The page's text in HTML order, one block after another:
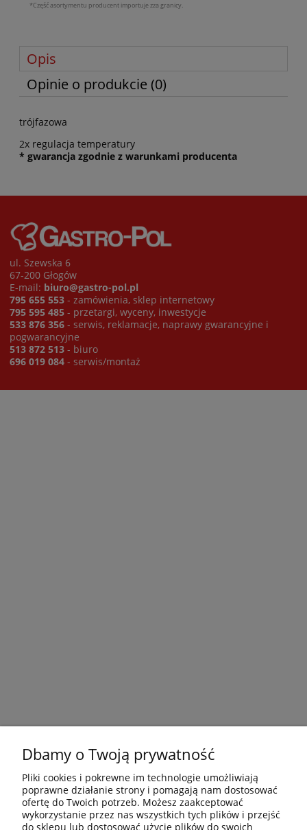
*Część asortymentu producent importuje zza granicy.
Opis
Opinie o produkcie (0)
trójfazowa
2x regulacja temperatury
* gwarancja zgodnie z warunkami producenta
ul. Szewska 6
67-200 Głogów
E-mail: biuro@gastro-pol.pl
795 655 553 - zamówienia, sklep internetowy
795 595 485 - przetargi, wyceny, inwestycje
533 876 356 - serwis, reklamacje, naprawy gwarancyjne i
pogwarancyjne
513 872 513 - biuro
696 019 084 - serwis/montaż
Dbamy o Twoją prywatność
Pliki cookies i pokrewne im technologie umożliwiają
poprawne działanie strony i pomagają nam dostosować
ofertę do Twoich potrzeb. Możesz zaakceptować
wykorzystanie przez nas wszystkich tych plików i przejść
do sklepu lub dostosować użycie plików do swoich